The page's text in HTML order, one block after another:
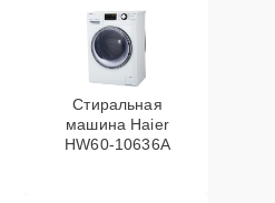
Стиральная
машина Haier
HW60-10636A